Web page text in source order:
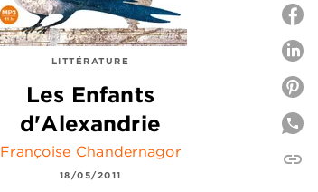
LITTÉRATURE
Les Enfants
d'Alexandrie
Françoise Chandernagor
18/05/2011
link